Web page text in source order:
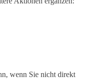
wenn Sie nicht direkt